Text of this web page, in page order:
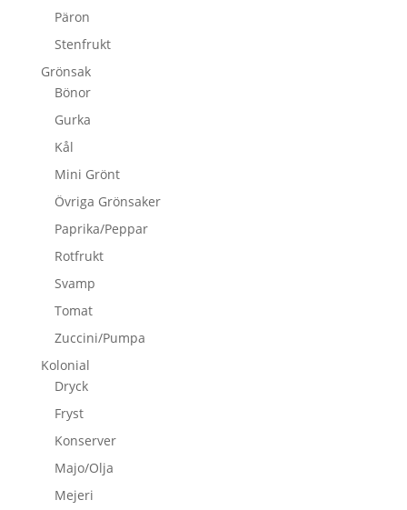
Päron
Stenfrukt
Grönsak
Bönor
Gurka
Kål
Mini Grönt
Övriga Grönsaker
Paprika/Peppar
Rotfrukt
Svamp
Tomat
Zuccini/Pumpa
Kolonial
Dryck
Fryst
Konserver
Majo/Olja
Mejeri